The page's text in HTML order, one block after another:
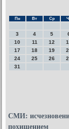
Пн Вт Ср
3
4 5
10
11 12
17
18 19
24
25 26
31
СМИ:
похищением